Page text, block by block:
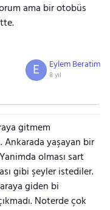
ama bir otobüs
Eylem Beratim
8 yıl
E
gitmem
Ankarada yaşayan bir
olması sart
gibi şeyler istediler.
giden bi
Noterde çok